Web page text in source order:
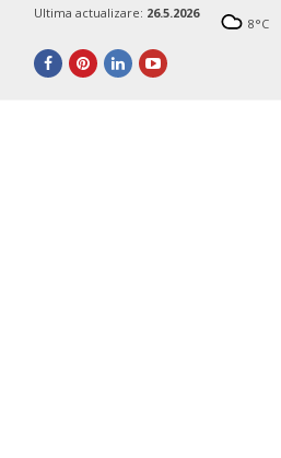
Ultima actualizare: 26.5.2026
8°C